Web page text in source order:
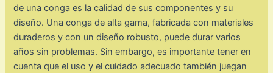
de una conga es la calidad de sus componentes y su
diseño. Una conga de alta gama, fabricada con materiales
duraderos y con un diseño robusto, puede durar varios
años sin problemas. Sin embargo, es importante tener en
cuenta que el uso y el cuidado adecuado también juegan